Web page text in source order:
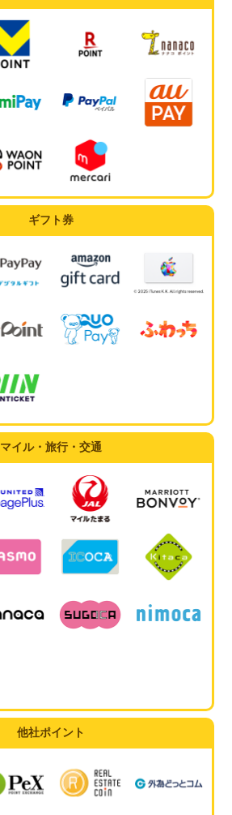
ギフト券
マイル・旅行・交通
他社ポイント